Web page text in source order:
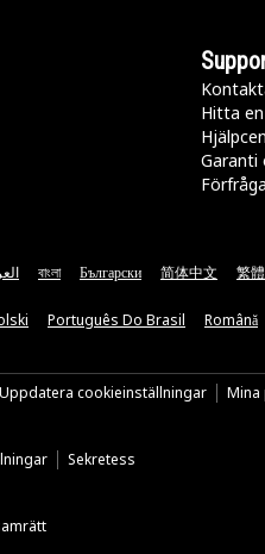
Hitta
Garanti
বাংলা Български 简体中文 繁
Português Do Brasil Română
Uppdatera cookieinställningar Mina
Sekretess